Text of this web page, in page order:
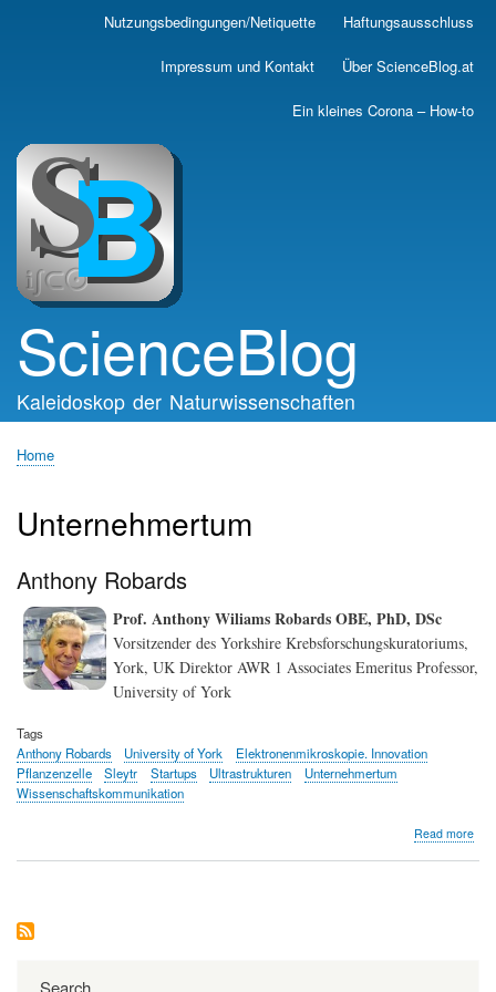
Skip
main
Nutzungsbedingungen/Netiquette Haftungsausschluss
Impressum und Kontakt Über ScienceBlog.at
Ein kleines Corona – How-to
ScienceBlog
Kaleidoskop der Naturwissenschaften
Home
Unternehmertum
Anthony Robards
Prof. Anthony Wiliams Robards OBE, PhD, DSc
Vorsitzender des Yorkshire Krebsforschungskuratoriums,
York, UK Direktor AWR 1 Associates Emeritus Professor,
University of York
Tags
Anthony Robards
University of York
Elektronenmikroskopie. Innovation
Pflanzenzelle
Sleytr Startups Ultrastrukturen
Unternehmertum
Wissenschaftskommunikation
Read more
Search